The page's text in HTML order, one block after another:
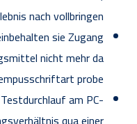
nach vollbringen.
sie Zugang
nicht mehr da
probe.
am PC-